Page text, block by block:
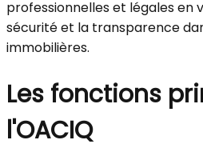
professionnelles et légales en
sécurité et la transparence
immobilières.
Les fonctions
l'OACIQ